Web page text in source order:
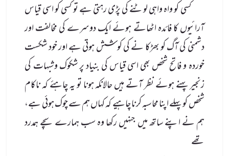
کسی کو واہ واہی لوٹنے کی پڑی رہتی ہے تو کسی کو اسی قیاس
آرائیوں کا فائدہ اٹھاتے ہوئے ایک دوسرے کی مخالفت اور
دشمنی کی آگ کو بھڑکا نے کی کوشش ہوتی ہے اور خود شکست
خوردہ و فاتح شخص بھی اسی قیاس کی بنیاد پر شکوک وشبہات کی
زنجیر پہنے ہوئے نظر آتے ہیں حالانکہ ہونا تو یہ چاہئے کہ ناکام
شخص کو پہلے اپنا محاسبہ کرنا چاہیے کہ کہاں ہم سے چوک ہوئی ہے،
ہم نے اپنے ساتھ میں جنہیں رکھا وہ سب ہمارے سچے ہمدرد
تھے